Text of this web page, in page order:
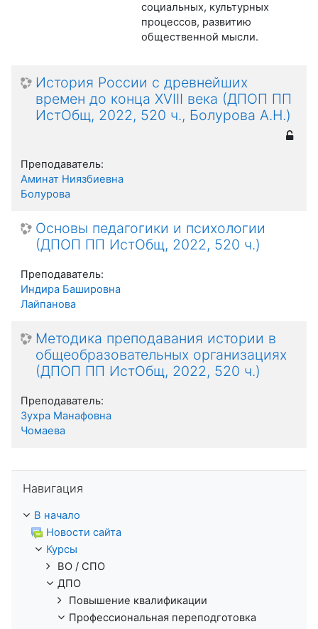
социальных, культурных
процессов, развитию
общественной мысли.
История России с древнейших
времен до конца XVIII века (ДПОП ПП
ИстОбщ, 2022, 520 ч., Болурова А.Н.)
Преподаватель:
Аминат Ниязбиевна
Болурова
Основы педагогики и психологии
(ДПОП ПП ИстОбщ, 2022, 520 ч.)
Преподаватель:
Индира Башировна
Лайпанова
Методика преподавания истории в
общеобразовательных организациях
(ДПОП ПП ИстОбщ, 2022, 520 ч.)
Преподаватель:
Зухра Манафовна
Чомаева
Навигация
В начало
Новости сайта
Курсы
ВО / СПО
ДПО
Повышение квалификации
Профессиональная переподготовка